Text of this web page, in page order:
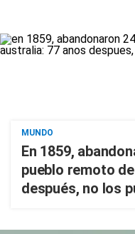
MUNDO
En 1859,
pueblo remoto
después, no los